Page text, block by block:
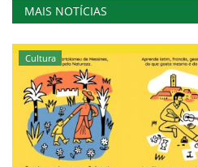
MAIS NOTÍCIAS
Cultura